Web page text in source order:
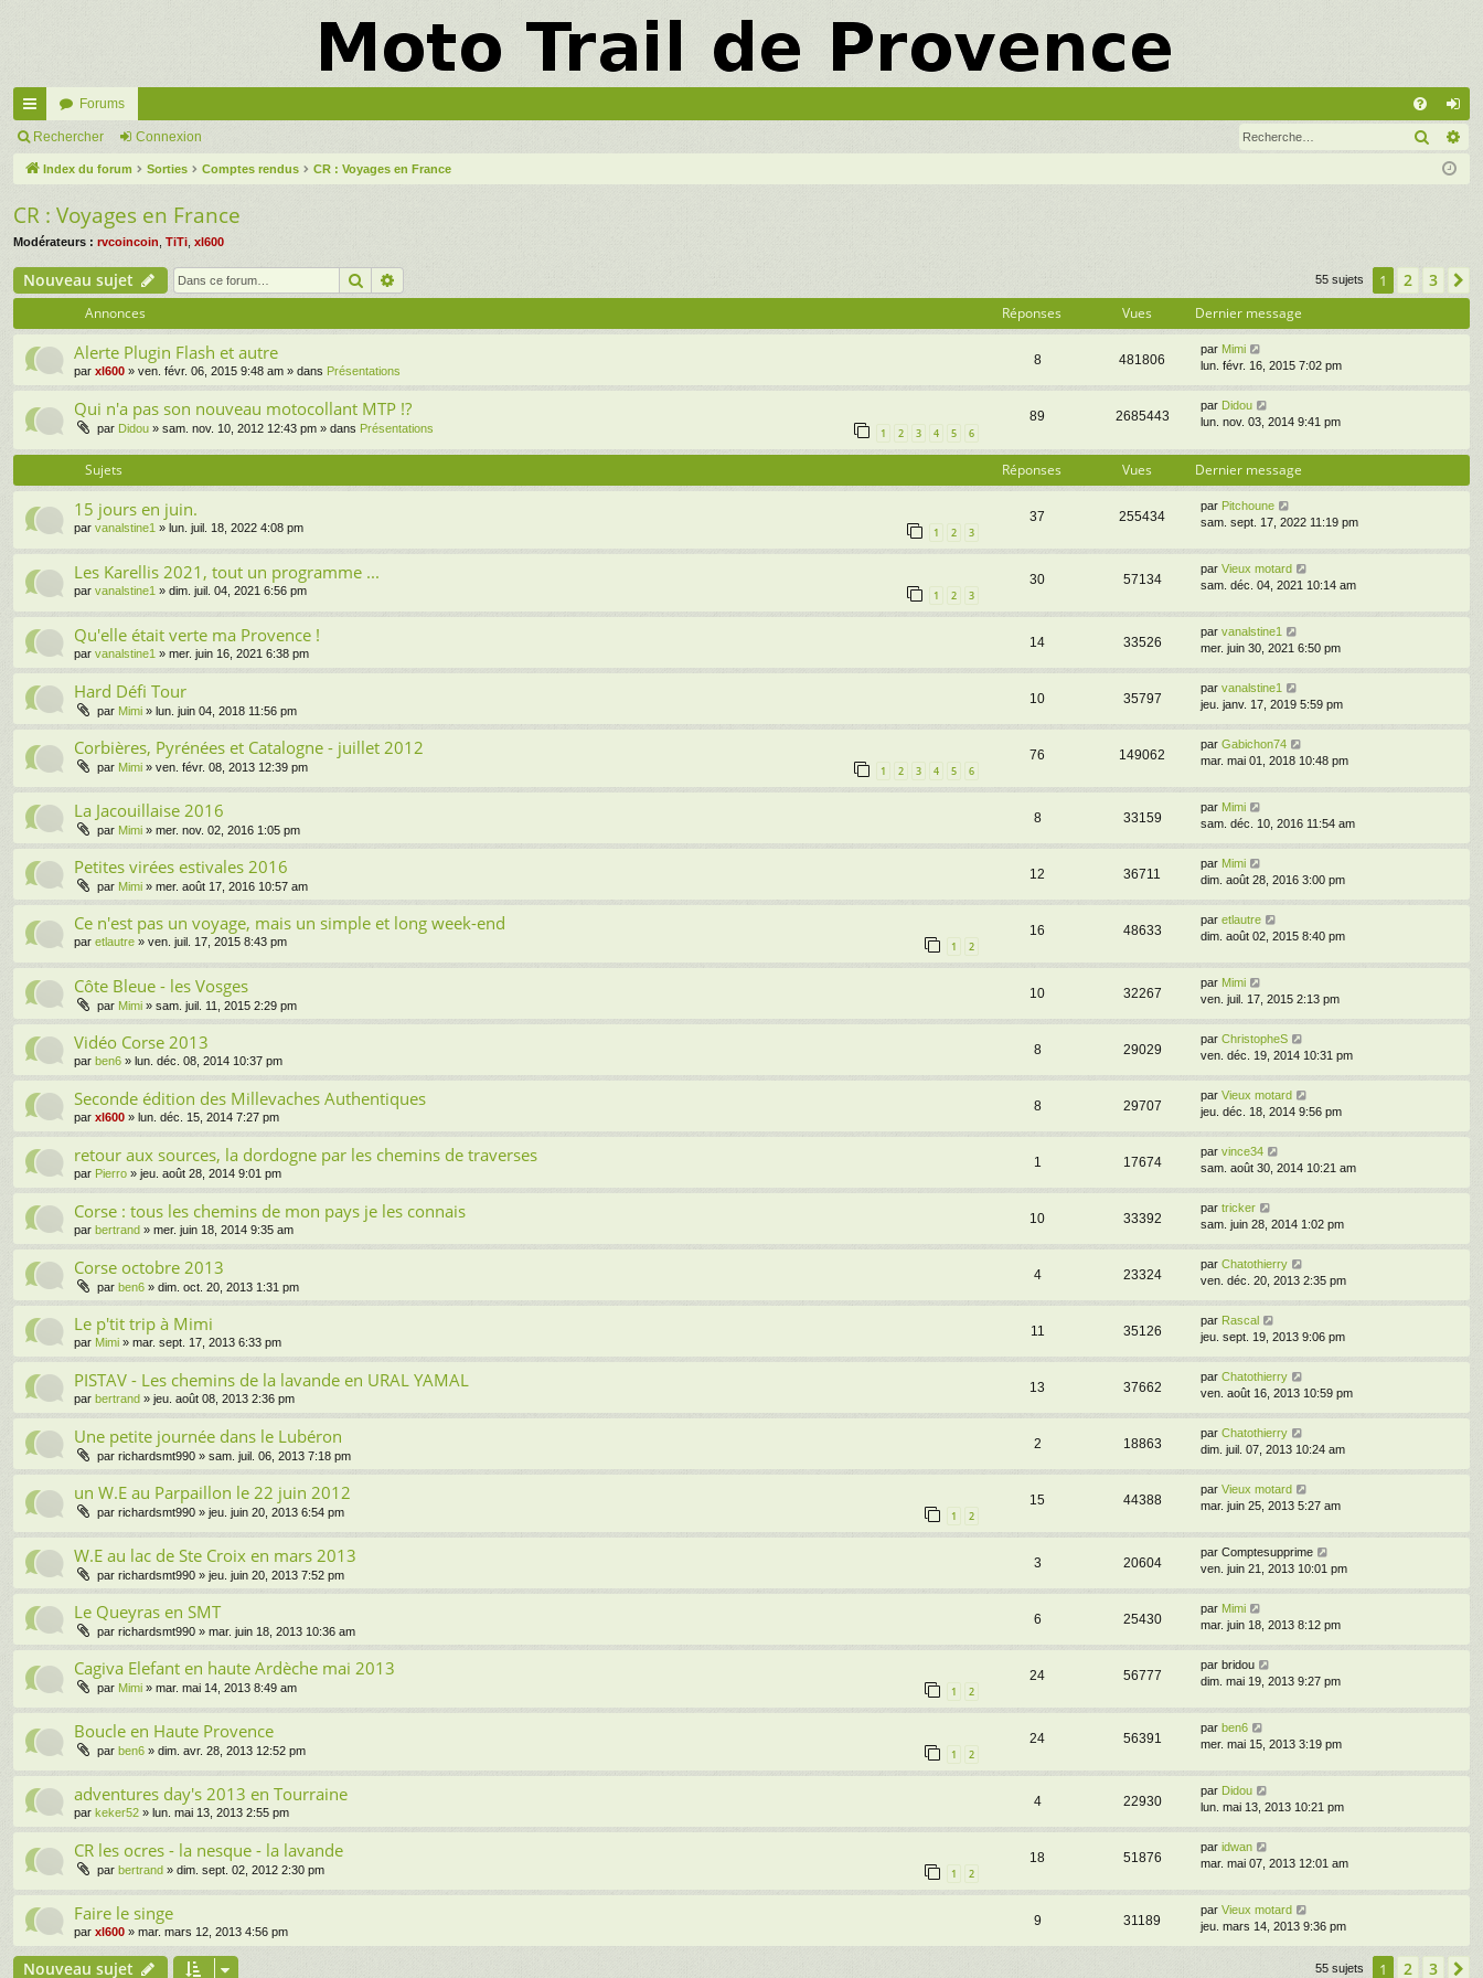
cc
ès
pi
de
Forums
FA on
ne
Rechercher Connexion
Index du forum Sorties Comptes rendus CR : Voyages en France
CR : Voyages en France
Modérateurs : rvcoincoin TiTi xl600
Nouveau sujet Rechercher 55 sujets 1 2 3
Annonces Réponses Vues Dernier message
Alerte Plugin Flash et autre
par xl600 » ven. févr. 06, 2015 9:48 am » dans Présentations
8 481806
par Mimi
lun. févr. 16, 2015 7:02 pm
Qui n'a pas son nouveau motocollant MTP !?
par Didou » sam. nov. 10, 2012 12:43 pm » dans Présentations 1 2 3 4 5 6
89 2685443
par Didou
lun. nov. 03, 2014 9:41 pm
Sujets Réponses Vues Dernier message
15 jours en juin.
par vanalstine1 » lun. juil. 18, 2022 4:08 pm 1 2 3
37 255434
par Pitchoune
sam. sept. 17, 2022 11:19 pm
Les Karellis 2021, tout un programme ...
par vanalstine1 » dim. juil. 04, 2021 6:56 pm 1 2 3
30 57134
par Vieux motard
sam. déc. 04, 2021 10:14 am
Qu'elle était verte ma Provence !
par vanalstine1 » mer. juin 16, 2021 6:38 pm
14 33526
par vanalstine1
mer. juin 30, 2021 6:50 pm
Hard Défi Tour
par Mimi » lun. juin 04, 2018 11:56 pm
10 35797
par vanalstine1
jeu. janv. 17, 2019 5:59 pm
Corbières, Pyrénées et Catalogne - juillet 2012
par Mimi » ven. févr. 08, 2013 12:39 pm 1 2 3 4 5 6
76 149062
par Gabichon74
mar. mai 01, 2018 10:48 pm
La Jacouillaise 2016
par Mimi » mer. nov. 02, 2016 1:05 pm
8 33159
par Mimi
sam. déc. 10, 2016 11:54 am
Petites virées estivales 2016
par Mimi » mer. août 17, 2016 10:57 am
12 36711
par Mimi
dim. août 28, 2016 3:00 pm
Ce n'est pas un voyage, mais un simple et long week-end
par etlautre » ven. juil. 17, 2015 8:43 pm 1 2
16 48633
par etlautre
dim. août 02, 2015 8:40 pm
Côte Bleue - les Vosges
par Mimi » sam. juil. 11, 2015 2:29 pm
10 32267
par Mimi
ven. juil. 17, 2015 2:13 pm
Vidéo Corse 2013
par ben6 » lun. déc. 08, 2014 10:37 pm
8 29029
par ChristopheS
ven. déc. 19, 2014 10:31 pm
Seconde édition des Millevaches Authentiques
par xl600 » lun. déc. 15, 2014 7:27 pm
8 29707
par Vieux motard
jeu. déc. 18, 2014 9:56 pm
retour aux sources, la dordogne par les chemins de traverses
par Pierro » jeu. août 28, 2014 9:01 pm
1 17674
par vince34
sam. août 30, 2014 10:21 am
Corse : tous les chemins de mon pays je les connais
par bertrand » mer. juin 18, 2014 9:35 am
10 33392
par tricker
sam. juin 28, 2014 1:02 pm
Corse octobre 2013
par ben6 » dim. oct. 20, 2013 1:31 pm
4 23324
par Chatothierry
ven. déc. 20, 2013 2:35 pm
Le p'tit trip à Mimi
par Mimi » mar. sept. 17, 2013 6:33 pm
11 35126
par Rascal
jeu. sept. 19, 2013 9:06 pm
PISTAV - Les chemins de la lavande en URAL YAMAL
par bertrand » jeu. août 08, 2013 2:36 pm
13 37662
par Chatothierry
ven. août 16, 2013 10:59 pm
Une petite journée dans le Lubéron
par richardsmt990 » sam. juil. 06, 2013 7:18 pm
2 18863
par Chatothierry
dim. juil. 07, 2013 10:24 am
un W.E au Parpaillon le 22 juin 2012
par richardsmt990 » jeu. juin 20, 2013 6:54 pm 1 2
15 44388
par Vieux motard
mar. juin 25, 2013 5:27 am
W.E au lac de Ste Croix en mars 2013
par richardsmt990 » jeu. juin 20, 2013 7:52 pm
3 20604
par Comptesupprime
ven. juin 21, 2013 10:01 pm
Le Queyras en SMT
par richardsmt990 » mar. juin 18, 2013 10:36 am
6 25430
par Mimi
mar. juin 18, 2013 8:12 pm
Cagiva Elefant en haute Ardèche mai 2013
par Mimi » mar. mai 14, 2013 8:49 am 1 2
24 56777
par bridou
dim. mai 19, 2013 9:27 pm
Boucle en Haute Provence
par ben6 » dim. avr. 28, 2013 12:52 pm 1 2
24 56391
par ben6
mer. mai 15, 2013 3:19 pm
adventures day's 2013 en Tourraine
par keker52 » lun. mai 13, 2013 2:55 pm
4 22930
par Didou
lun. mai 13, 2013 10:21 pm
CR les ocres - la nesque - la lavande
par bertrand » dim. sept. 02, 2012 2:30 pm 1 2
18 51876
par idwan
mar. mai 07, 2013 12:01 am
Faire le singe
par xl600 » mar. mars 12, 2013 4:56 pm
9 31189
par Vieux motard
jeu. mars 14, 2013 9:36 pm
Nouveau sujet 55 sujets 1 2 3